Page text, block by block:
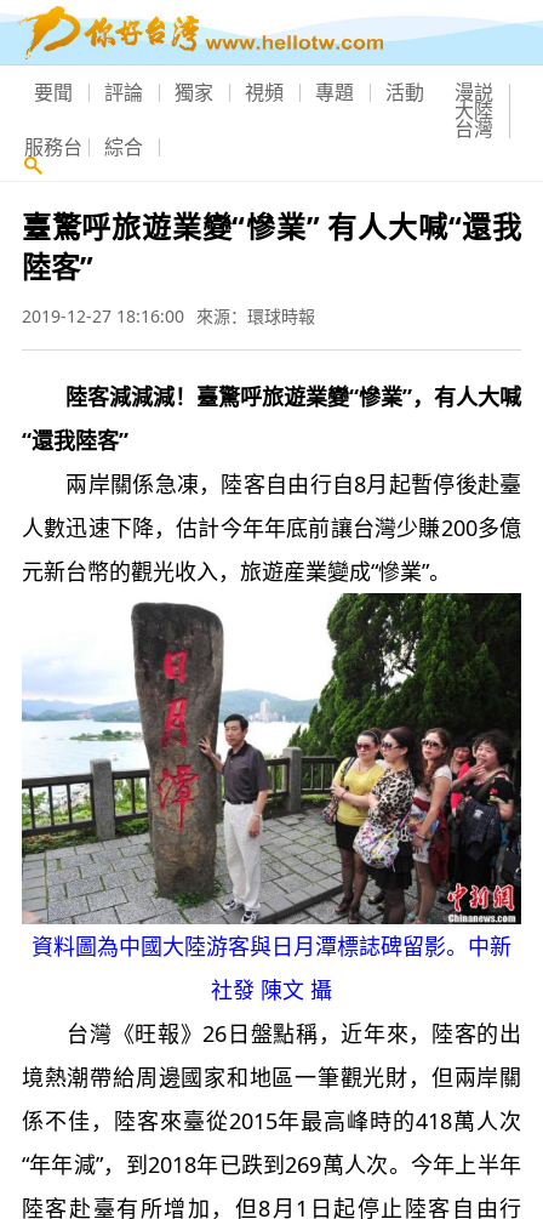
要聞 評論 獨家 視頻 專題 活動 漫説
大陸
台灣
服務台 綜合
臺驚呼旅遊業變“慘業” 有人大喊“還我
陸客”
2019-12-27 18:16:00 來源：環球時報
陸客減減減！臺驚呼旅遊業變“慘業”，有人大喊
“還我陸客”
兩岸關係急凍，陸客自由行自8月起暫停後赴臺
人數迅速下降，估計今年年底前讓台灣少賺200多億
元新台幣的觀光收入，旅遊産業變成“慘業”。
資料圖為中國大陸游客與日月潭標誌碑留影。中新
社發 陳文 攝
台灣《旺報》26日盤點稱，近年來，陸客的出
境熱潮帶給周邊國家和地區一筆觀光財，但兩岸關
係不佳，陸客來臺從2015年最高峰時的418萬人次
“年年減”，到2018年已跌到269萬人次。今年上半年
陸客赴臺有所增加，但8月1日起停止陸客自由行